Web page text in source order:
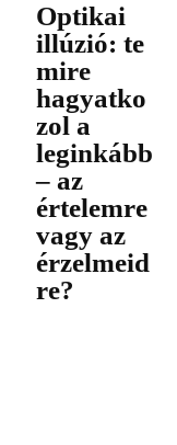
Optikai
illúzió: te
mire
hagyatko
zol a
leginkább
– az
értelemre
vagy az
érzelmeid
re?